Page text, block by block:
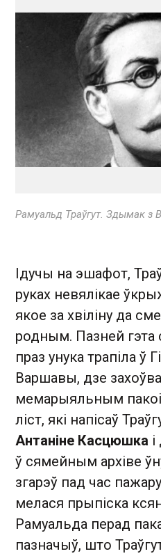
Рамуальд Траўгут. Здымак з
Ідучы на эшафот,
руках невя­лікае
якое за хвіліну да
родным. Пазней гэта
праз унука трапіла ў
Варшавы, дзе
мемарыяльным
ліст, які напісаў
Антаніне Касцюшка
ў сямейным архіве
згарэў пад час
мелася прыпіска
Рамуальда перад
пазначыў, што